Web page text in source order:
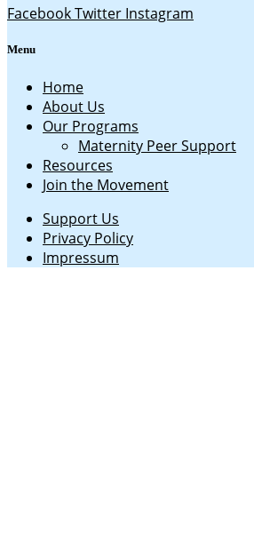
FacebookTwitter Instagram
Menu
Home
About Us
Our Programs
Maternity Peer Support
Resources
Join the Movement
Support Us
Privacy Policy
Impressum